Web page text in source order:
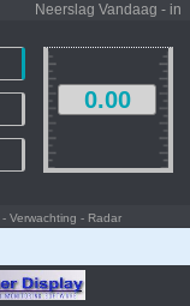
Neerslag Vandaag - in
0.00
- Verwachting - Radar